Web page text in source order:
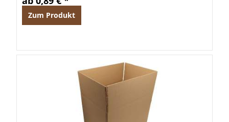
Zum Produkt